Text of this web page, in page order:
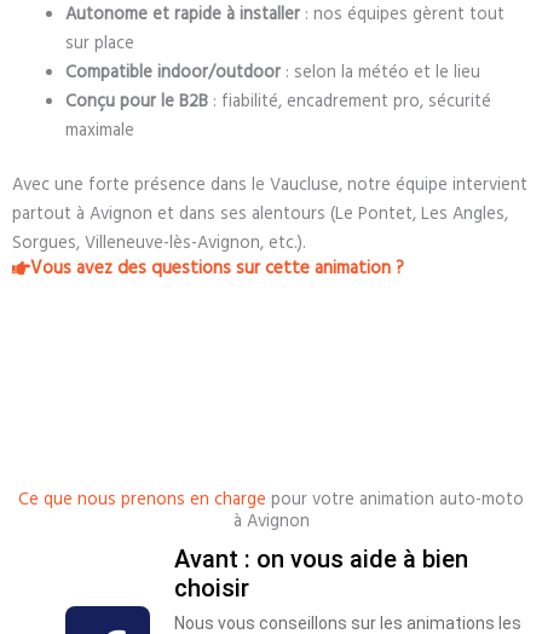
Autonome et rapide à installer: nos équipes gèrent tout
sur place
Compatible indoor/outdoor: selon la météo et le lieu
Conçu pour le B2B: fiabilité, encadrement pro, sécurité
maximale
Avec une forte présence dans le Vaucluse, notre équipe intervient
partout à Avignon et dans ses alentours (Le Pontet, Les Angles,
Sorgues, Villeneuve-lès-Avignon, etc.).
Vous avez des questions sur cette animation ?
Ce que nous prenons en charge pour votre animation auto-moto
à Avignon
Avant : on vous aide à bien
choisir
Nous vous conseillons sur les animations les